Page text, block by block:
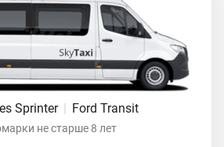
Sprinter | Ford Transit
не старше 8 лет